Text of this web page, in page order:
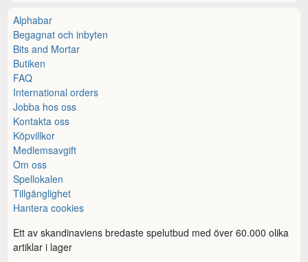
Alphabar
Begagnat och inbyten
Bits and Mortar
Butiken
FAQ
International orders
Jobba hos oss
Kontakta oss
Köpvillkor
Medlemsavgift
Om oss
Spellokalen
Tillgänglighet
Hantera cookies
Ett av skandinaviens bredaste spelutbud med över 60.000 olika
artiklar i lager